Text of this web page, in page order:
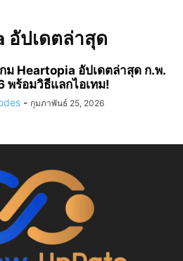
อัปเดตล่าสุด
ม Heartopia อัปเดตล่าสุด ก.พ.
พร้อมวิธีแลกไอเทม!
- กุมภาพันธ์ 25, 2026